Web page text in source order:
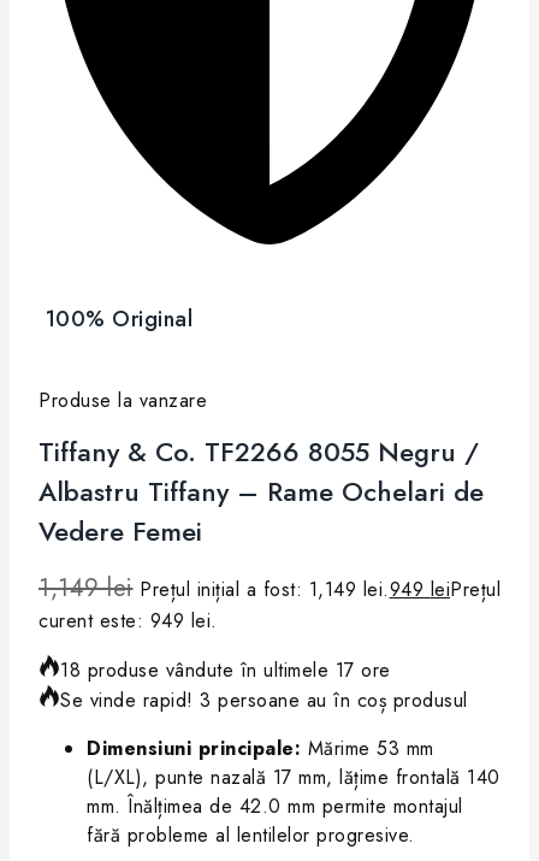
100% Original
Produse la vanzare
Tiffany & Co. TF2266 8055 Negru /
Albastru Tiffany – Rame Ochelari de
Vedere Femei
1,149lei Prețul inițial a fost: 1,149 lei.949 leiPrețul
curent este: 949 lei.
18 produse vândute în ultimele 17 ore
Se vinde rapid! 3 persoane au în coș produsul
Dimensiuni principale: Mărime 53 mm
(L/XL), punte nazală 17 mm, lățime frontală 140
mm. Înălțimea de 42.0 mm permite montajul
fără probleme al lentilelor progresive.